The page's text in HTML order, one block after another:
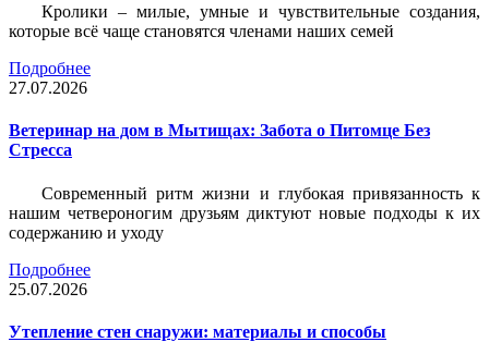
Кролики – милые, умные и чувствительные создания,
которые всё чаще становятся членами наших семей
Подробнее
27.07.2026
Ветеринар на дом в Мытищах: Забота о Питомце Без
Стресса
Современный ритм жизни и глубокая привязанность к
нашим четвероногим друзьям диктуют новые подходы к их
содержанию и уходу
Подробнее
25.07.2026
Утепление стен снаружи: материалы и способы